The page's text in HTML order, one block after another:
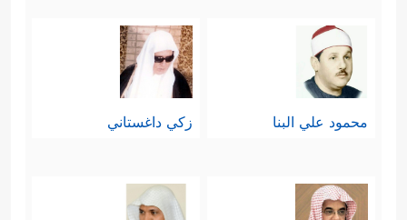
محمود علي البنا زكي داغستاني